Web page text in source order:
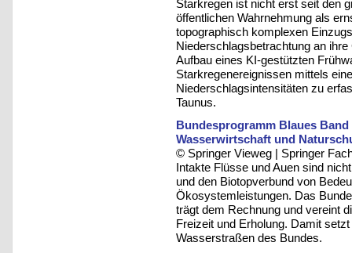
Starkregen ist nicht erst seit den
öffentlichen Wahrnehmung als
topographisch komplexen
Niederschlagsbetrachtung an
Aufbau eines KI-gestützten
Starkregenereignissen mittels
Niederschlagsintensitäten zu
Taunus.
Bundesprogramm Blaues
Wasserwirtschaft und
© Springer Vieweg | Springer
Intakte Flüsse und Auen sind
und den Biotopverbund von
Ökosystemleistungen. Das
trägt dem Rechnung und vereint
Freizeit und Erholung. Damit
Wasserstraßen des Bundes.